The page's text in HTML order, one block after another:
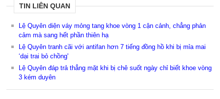
TIN LIÊN QUAN
Lệ Quyên diện váy mỏng tang khoe vòng 1 cận cảnh, chẳng phản
cảm mà sang hết phần thiên hạ
Lệ Quyên tranh cãi với antifan hơn 7 tiếng đồng hồ khi bị mỉa mai
‘dại trai bỏ chồng'
Lệ Quyên đáp trả thẳng mặt khi bị chê suốt ngày chỉ biết khoe vòng
3 kém duyên